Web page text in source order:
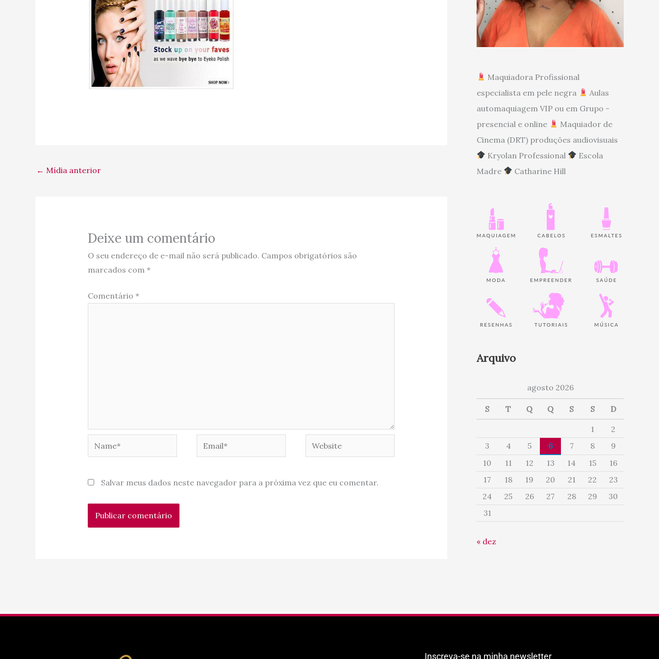
← Mídia anterior
Deixe um comentário
O seu endereço de e-mail não será publicado. Campos obrigatórios são
marcados com *
Comentário *
Website
Salvar meus dados neste navegador para a próxima vez que eu comentar.
Maquiadora Profissional
especialista em pele negra
Aulas
automaquiagem VIP ou em Grupo -
presencial e online
Maquiador de
Cinema (DRT) produções audiovisuais
Kryolan Professional
Escola
Madre
Catharine Hill
Arquivo
agosto 2026
S T Q Q S S D
1
2
3
4 5 6 7 8
9
10
11 12 13 14 15
16
17
18 19 20 21 22
23
24
25 26 27 28 29
30
31
« dez
Inscreva-se na minha newsletter